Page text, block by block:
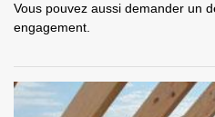
Vous pouvez aussi demander un
engagement.